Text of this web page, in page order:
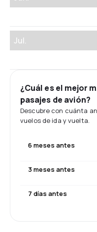
Jul.
¿Cuál es el mejor
pasajes de avión?
Descubre con cuánta
vuelos de ida y vuelta.
6 meses antes
3 meses antes
7 días antes